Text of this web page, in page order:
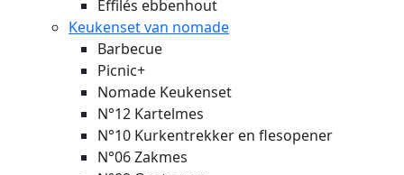
Effilés ebbenhout
Keukenset van nomade
Barbecue
Picnic+
Nomade Keukenset
N°12 Kartelmes
N°10 Kurkentrekker en flesopener
N°06 Zakmes